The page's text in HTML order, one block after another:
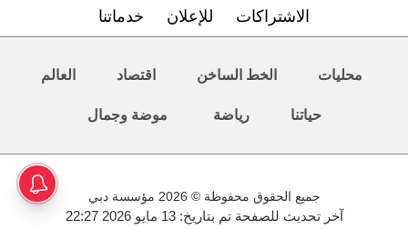
الاشتراكات للإعلان خدماتنا
محليات الخط الساخن اقتصاد العالم
حياتنا رياضة موضة وجمال
جميع الحقوق محفوظة © 2026 مؤسسة دبي
آخر تحديث للصفحة تم بتاريخ: 13 مايو 2026 22:27